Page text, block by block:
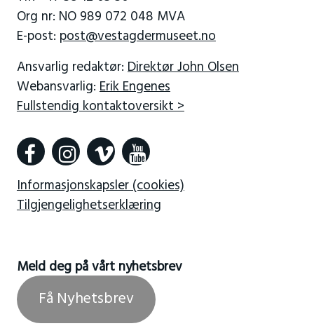
Org nr: NO 989 072 048 MVA
E-post: post@vestagdermuseet.no
Ansvarlig redaktør: Direktør John Olsen
Webansvarlig: Erik Engenes
Fullstendig kontaktoversikt >
Informasjonskapsler (cookies)
Tilgjengelighetserklæring
Meld deg på vårt nyhetsbrev
Få Nyhetsbrev